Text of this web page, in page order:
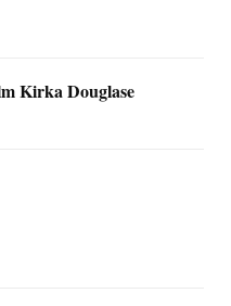
Kirka Douglase